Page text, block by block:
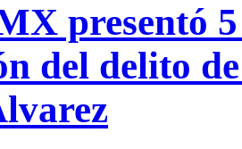
presentó
del delito